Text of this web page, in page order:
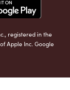
registered in the
Apple Inc. Google